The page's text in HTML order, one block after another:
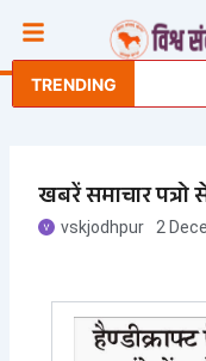
content
TRENDING
खबरें समाचार पत्रो
vskjodhpur 2